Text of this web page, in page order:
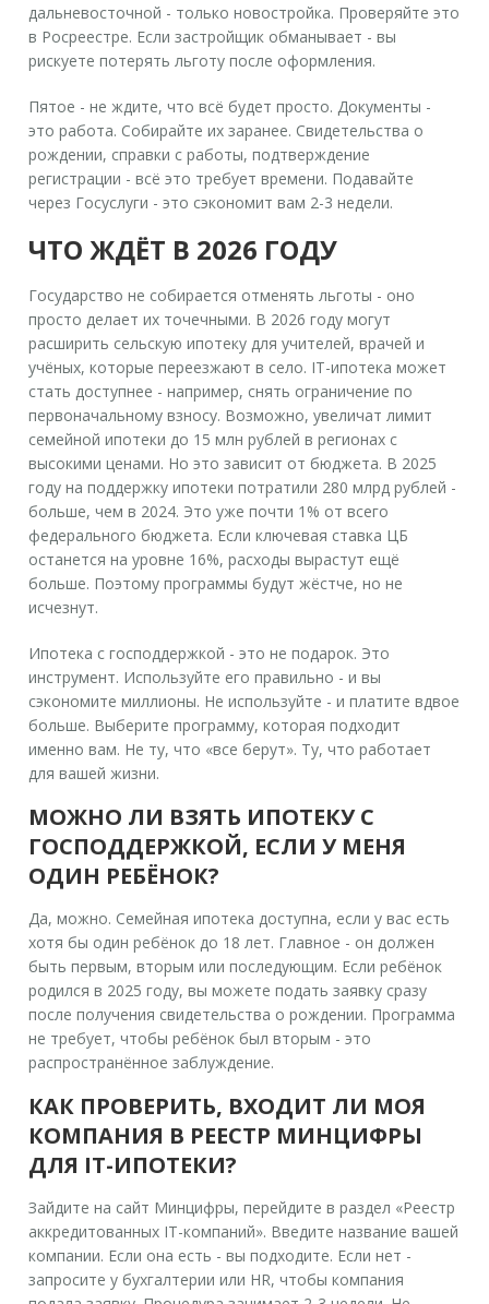
дальневосточной - только новостройка. Проверяйте это
в Росреестре. Если застройщик обманывает - вы
рискуете потерять льготу после оформления.
Пятое - не ждите, что всё будет просто. Документы -
это работа. Собирайте их заранее. Свидетельства о
рождении, справки с работы, подтверждение
регистрации - всё это требует времени. Подавайте
через Госуслуги - это сэкономит вам 2-3 недели.
ЧТО ЖДЁТ В 2026 ГОДУ
Государство не собирается отменять льготы - оно
просто делает их точечными. В 2026 году могут
расширить сельскую ипотеку для учителей, врачей и
учёных, которые переезжают в село. IT-ипотека может
стать доступнее - например, снять ограничение по
первоначальному взносу. Возможно, увеличат лимит
семейной ипотеки до 15 млн рублей в регионах с
высокими ценами. Но это зависит от бюджета. В 2025
году на поддержку ипотеки потратили 280 млрд рублей -
больше, чем в 2024. Это уже почти 1% от всего
федерального бюджета. Если ключевая ставка ЦБ
останется на уровне 16%, расходы вырастут ещё
больше. Поэтому программы будут жёстче, но не
исчезнут.
Ипотека с господдержкой - это не подарок. Это
инструмент. Используйте его правильно - и вы
сэкономите миллионы. Не используйте - и платите вдвое
больше. Выберите программу, которая подходит
именно вам. Не ту, что «все берут». Ту, что работает
для вашей жизни.
МОЖНО ЛИ ВЗЯТЬ ИПОТЕКУ С
ГОСПОДДЕРЖКОЙ, ЕСЛИ У МЕНЯ
ОДИН РЕБЁНОК?
Да, можно. Семейная ипотека доступна, если у вас есть
хотя бы один ребёнок до 18 лет. Главное - он должен
быть первым, вторым или последующим. Если ребёнок
родился в 2025 году, вы можете подать заявку сразу
после получения свидетельства о рождении. Программа
не требует, чтобы ребёнок был вторым - это
распространённое заблуждение.
КАК ПРОВЕРИТЬ, ВХОДИТ ЛИ МОЯ
КОМПАНИЯ В РЕЕСТР МИНЦИФРЫ
ДЛЯ IT-ИПОТЕКИ?
Зайдите на сайт Минцифры, перейдите в раздел «Реестр
аккредитованных IT-компаний». Введите название вашей
компании. Если она есть - вы подходите. Если нет -
запросите у бухгалтерии или HR, чтобы компания